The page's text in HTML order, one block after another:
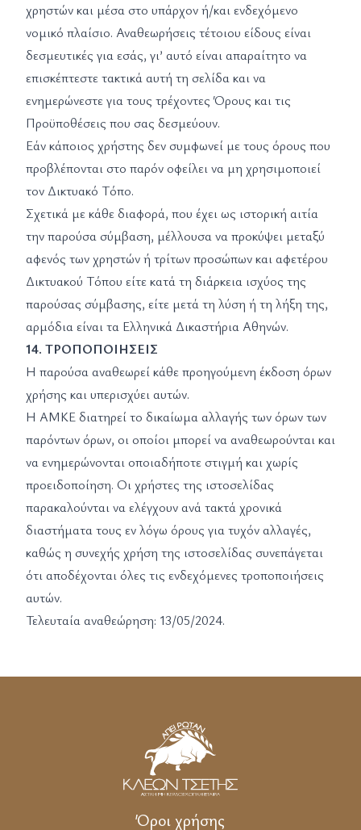
χρηστών και μέσα στο υπάρχον ή/και ενδεχόμενο
νομικό πλαίσιο. Αναθεωρήσεις τέτοιου είδους είναι
δεσμευτικές για εσάς, γι’ αυτό είναι απαραίτητο να
επισκέπτεστε τακτικά αυτή τη σελίδα και να
ενημερώνεστε για τους τρέχοντες Όρους και τις
Προϋποθέσεις που σας δεσμεύουν.
Εάν κάποιος χρήστης δεν συμφωνεί με τους όρους που
προβλέπονται στο παρόν οφείλει να μη χρησιμοποιεί
τον Δικτυακό Τόπο.
Σχετικά με κάθε διαφορά, που έχει ως ιστορική αιτία
την παρούσα σύμβαση, μέλλουσα να προκύψει μεταξύ
αφενός των χρηστών ή τρίτων προσώπων και αφετέρου
Δικτυακού Τόπου είτε κατά τη διάρκεια ισχύος της
παρούσας σύμβασης, είτε μετά τη λύση ή τη λήξη της,
αρμόδια είναι τα Ελληνικά Δικαστήρια Αθηνών.
14. ΤΡΟΠΟΠΟΙΗΣΕΙΣ
Η παρούσα αναθεωρεί κάθε προηγούμενη έκδοση όρων
χρήσης και υπερισχύει αυτών.
Η ΑΜΚΕ διατηρεί το δικαίωμα αλλαγής των όρων των
παρόντων όρων, οι οποίοι μπορεί να αναθεωρούνται και
να ενημερώνονται οποιαδήποτε στιγμή και χωρίς
προειδοποίηση. Οι χρήστες της ιστοσελίδας
παρακαλούνται να ελέγχουν ανά τακτά χρονικά
διαστήματα τους εν λόγω όρους για τυχόν αλλαγές,
καθώς η συνεχής χρήση της ιστοσελίδας συνεπάγεται
ότι αποδέχονται όλες τις ενδεχόμενες τροποποιήσεις
αυτών.
Τελευταία αναθεώρηση: 13/05/2024.
Όροι χρήσης